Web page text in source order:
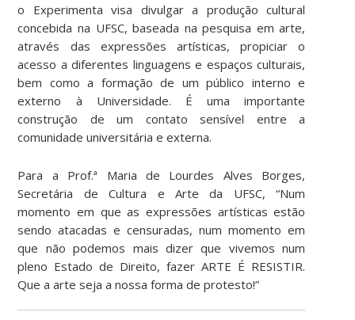
o Experimenta visa divulgar a produção cultural
concebida na UFSC, baseada na pesquisa em arte,
através das expressões artísticas, propiciar o
acesso a diferentes linguagens e espaços culturais,
bem como a formação de um público interno e
externo à Universidade. É uma importante
construção de um contato sensível entre a
comunidade universitária e externa.
Para a Prof.ª Maria de Lourdes Alves Borges,
Secretária de Cultura e Arte da UFSC, “Num
momento em que as expressões artísticas estão
sendo atacadas e censuradas, num momento em
que não podemos mais dizer que vivemos num
pleno Estado de Direito, fazer ARTE É RESISTIR.
Que a arte seja a nossa forma de protesto!”